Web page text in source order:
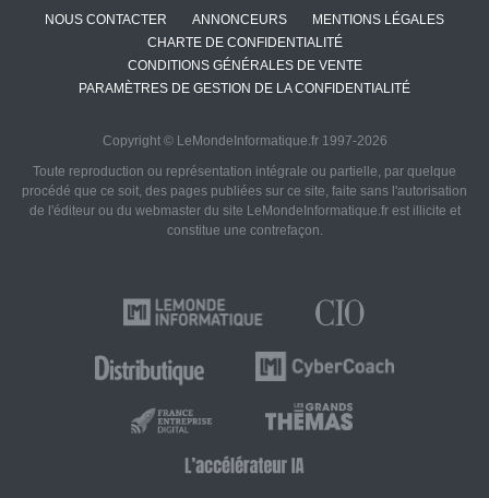
NOUS CONTACTER ANNONCEURS
MENTIONS LÉGALES
CHARTE DE CONFIDENTIALITÉ
CONDITIONS GÉNÉRALES DE VENTE
PARAMÈTRES DE GESTION DE LA CONFIDENTIALITÉ
Copyright © LeMondeInformatique.fr 1997-2026
Toute reproduction ou représentation intégrale ou partielle, par quelque
procédé que ce soit, des pages publiées sur ce site, faite sans l'autorisation
de l'éditeur ou du webmaster du site LeMondeInformatique.fr est illicite et
constitue une contrefaçon.